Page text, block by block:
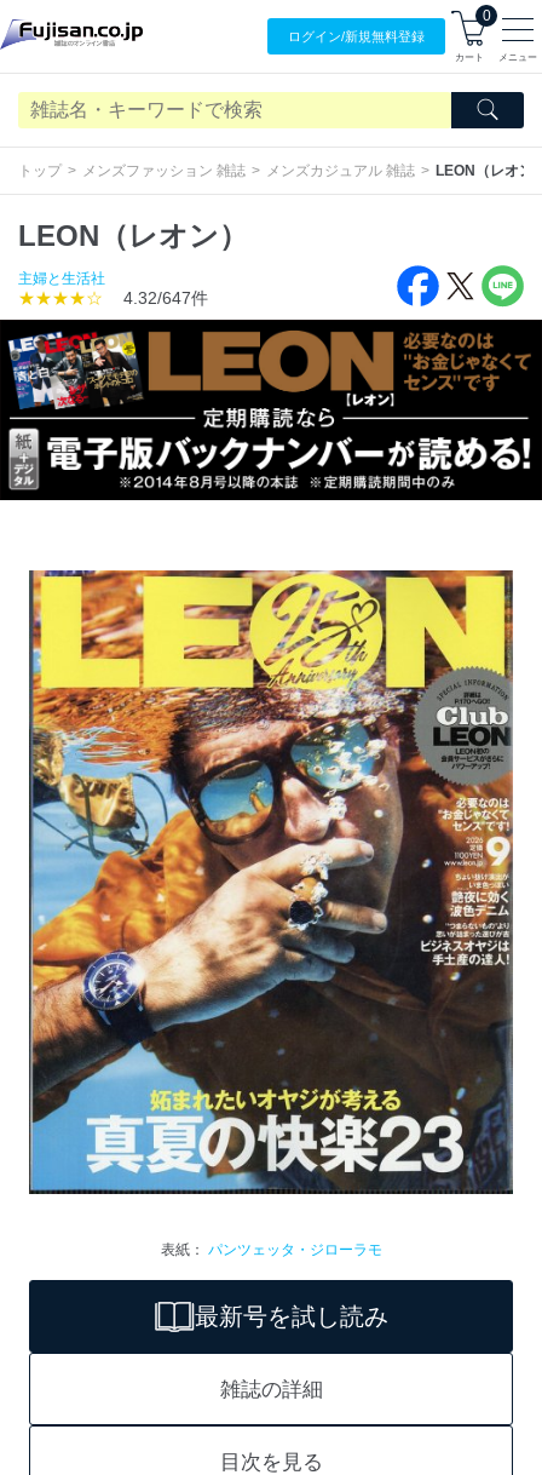
ログイン/新規無料登録
0
カート メニュー
トップ メンズファッション 雑誌 メンズカジュアル 雑誌 LEON（レオン
LEON（レオン）
主婦と生活社
★★★★☆ 4.32/647件
表紙： パンツェッタ・ジローラモ
最新号を試し読み
雑誌の詳細
目次を見る